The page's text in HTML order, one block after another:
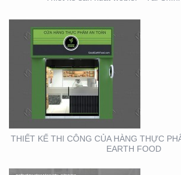
THIẾT KẾ THI CÔNG CỦA HÀNG THỰC
EARTH FOOD
THIẾT KẾ THI CÔNG
BẢNG HIỆU – MẶT
DỰNG LONG MINH HÂN
– TP. THỦ ĐỨC – Q2